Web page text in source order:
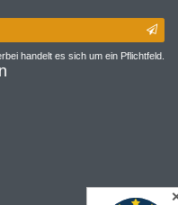
handelt es sich um ein Pflichtfeld.